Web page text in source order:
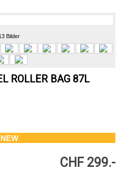
Bilder
ROLLER BAG 87L
NEW
CHF 299.-